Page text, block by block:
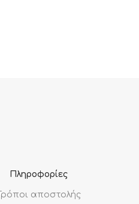
Πληροφορίες
Τρόποι αποστολής